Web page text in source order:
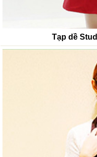
Tạp dề